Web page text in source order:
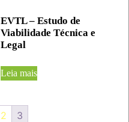
EVTL – Estudo de
Viabilidade Técnica e
Legal
Leia mais
2 3